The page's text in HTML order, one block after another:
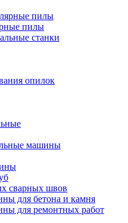
пилы
пилы
станки
опилок
машины
сварных швов
для бетона и камня
для ремонтных работ